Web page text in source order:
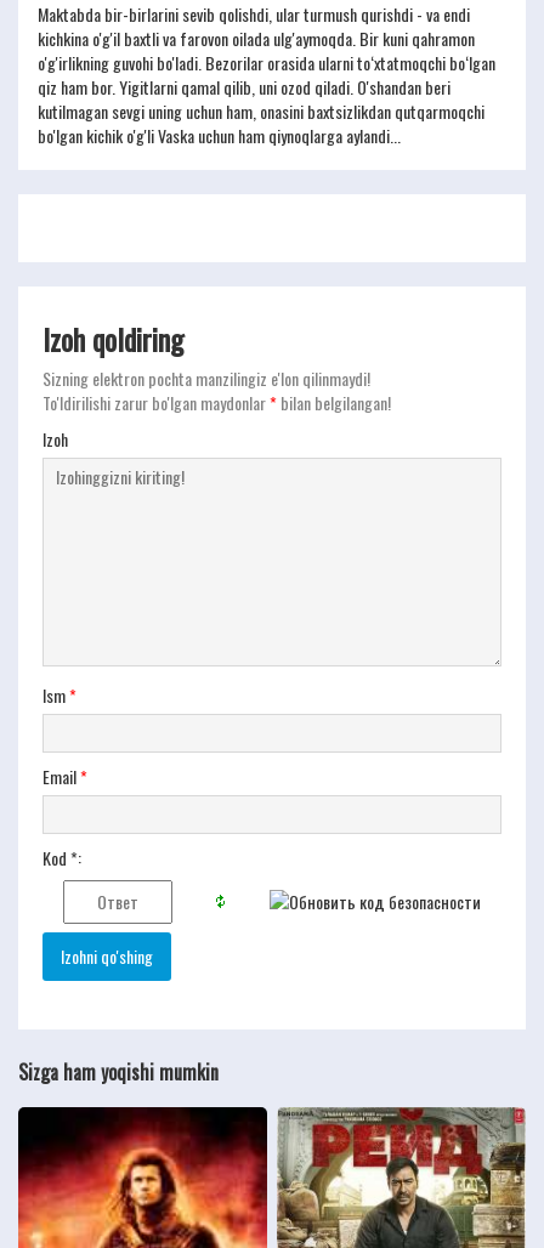
Maktabda bir-birlarini sevib qolishdi, ular turmush qurishdi - va endi
kichkina o'g'il baxtli va farovon oilada ulg'aymoqda. Bir kuni qahramon
o'g'irlikning guvohi bo'ladi. Bezorilar orasida ularni to‘xtatmoqchi bo‘lgan
qiz ham bor. Yigitlarni qamal qilib, uni ozod qiladi. O'shandan beri
kutilmagan sevgi uning uchun ham, onasini baxtsizlikdan qutqarmoqchi
bo'lgan kichik o'g'li Vaska uchun ham qiynoqlarga aylandi...
Izoh qoldiring
Sizning elektron pochta manzilingiz e'lon qilinmaydi!
To'ldirilishi zarur bo'lgan maydonlar*bilan belgilangan!
Izoh
Ism*
Email*
Kod *:
Sizga ham yoqishi mumkin